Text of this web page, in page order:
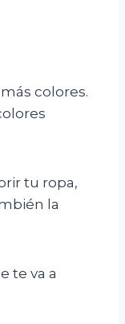
colores.
tu ropa,
la
te va a